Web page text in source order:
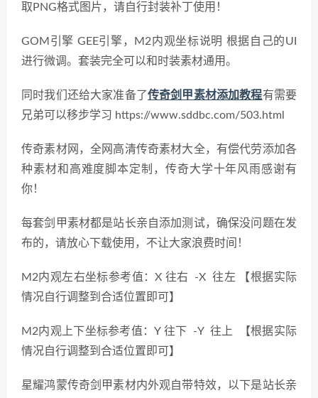
取PNG格式图片，请自行封装补丁使用！
GOM引擎 GEE引擎，M2内观坐标说明 根据自己的UI
进行微调。套装完全可以和时装素材通用。
同时我们还给大家准备了传奇剑甲素材添加教程有需要
兄弟可以移步学习 https://www.sddbc.com/503.html
传奇素材网，全网高清传奇素材大全，有偿代劳添加各
种素材和高难度脚本定制，传奇大学十年风雨感谢有
你！
每套剑甲素材都是站长亲自添加测试，确保没问题在发
布的，请放心下载使用，不让大家浪费时间！
M2内观左右坐标参考值：X 往右 -X 往左 【根据实际
情况自行调整到合适位置即可】
M2内观上下坐标参考值：Y 往下 -Y 往上 【根据实际
情况自行调整到合适位置即可】
星耀鸿蒙传奇剑甲素材内外观自带特效，以下是站长亲